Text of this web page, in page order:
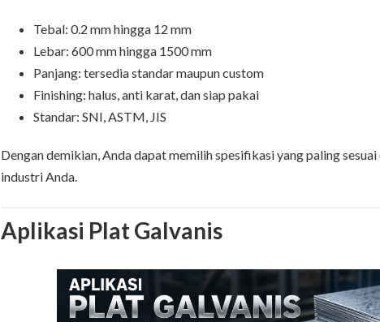
Tebal: 0.2 mm hingga 12 mm
Lebar: 600 mm hingga 1500 mm
Panjang: tersedia standar maupun custom
Finishing: halus, anti karat, dan siap pakai
Standar: SNI, ASTM, JIS
Dengan demikian, Anda dapat memilih spesifikasi yang paling
industri Anda.
Aplikasi Plat Galvanis